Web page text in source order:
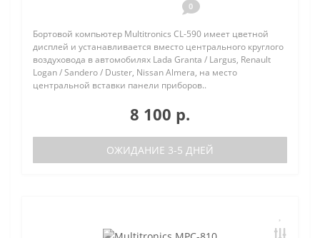
0
Бортовой компьютер Multitronics CL-590 имеет цветной
дисплей и устанавливается вместо центрального круглого
воздуховода в автомобилях Lada Granta / Largus, Renault
Logan / Sandero / Duster, Nissan Almera, на место
центральной вставки панели приборов..
8 100 р.
ОЖИДАНИЕ 3-5 ДНЕЙ